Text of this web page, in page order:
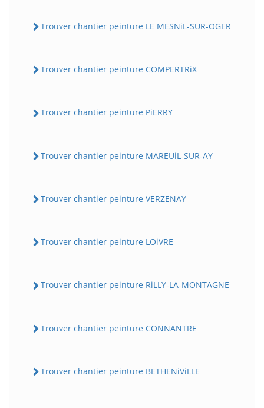
Trouver chantier peinture LE MESNiL-SUR-OGER
Trouver chantier peinture COMPERTRiX
Trouver chantier peinture PiERRY
Trouver chantier peinture MAREUiL-SUR-AY
Trouver chantier peinture VERZENAY
Trouver chantier peinture LOiVRE
Trouver chantier peinture RiLLY-LA-MONTAGNE
Trouver chantier peinture CONNANTRE
Trouver chantier peinture BETHENiViLLE